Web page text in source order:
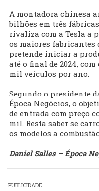
A montadora chinesa
bilhões em três
rivaliza com a Tesla a
os maiores fabricantes
pretende iniciar a
até o final de 2024,
mil veículos por ano.
Segundo o presidente
Época Negócios, o
de entrada com preço
mil. Resta saber se
os modelos a
Daniel Salles – Época
PUBLICIDADE